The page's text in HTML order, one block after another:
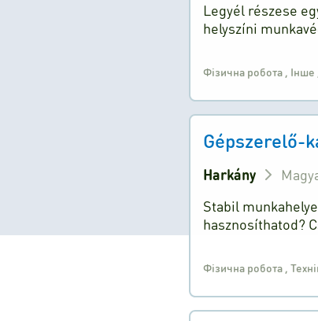
Legyél részese
helyszíni
Фізична робота Інше
Gépszerelő-
Harkány
Stabil
hasznosíthatod?
Фізична робота ,